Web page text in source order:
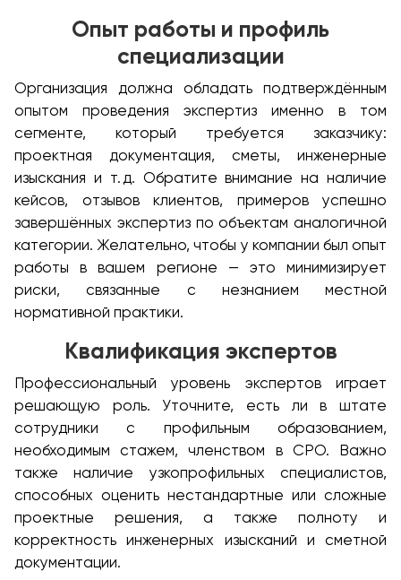
Опыт работы и профиль
специализации
Организация должна обладать подтверждённым
опытом проведения экспертиз именно в том
сегменте, который требуется заказчику:
проектная документация, сметы, инженерные
изыскания и т. д. Обратите внимание на наличие
кейсов, отзывов клиентов, примеров успешно
завершённых экспертиз по объектам аналогичной
категории. Желательно, чтобы у компании был опыт
работы в вашем регионе — это минимизирует
риски, связанные с незнанием местной
нормативной практики.
Квалификация экспертов
Профессиональный уровень экспертов играет
решающую роль. Уточните, есть ли в штате
сотрудники с профильным образованием,
необходимым стажем, членством в СРО. Важно
также наличие узкопрофильных специалистов,
способных оценить нестандартные или сложные
проектные решения, а также полноту и
корректность инженерных изысканий и сметной
документации.